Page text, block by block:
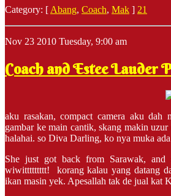
Category: [ Abang, Coach, Mak ] 21
Nov 23 2010 Tuesday, 9:00 am
Coach and Estee Lauder
aku rasakan, compact camera aku
gambar ke main cantik, skang makin
halahai. so Diva Darling, ko nya muka
She just got back from Sarawak,
wiwittttttttt! korang kalau yang datang
ikan masin yek. Apesallah tak de jual kat